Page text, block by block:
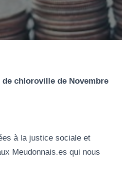
chloroville de Novembre
à la justice sociale et
Meudonnais.es qui nous